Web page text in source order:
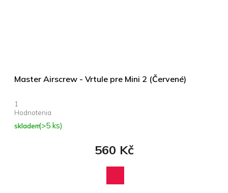
Master Airscrew - Vrtule pre Mini 2 (Červené)
Průměrné
hodnocení
produktu
skladem(>5 ks)
560 Kč